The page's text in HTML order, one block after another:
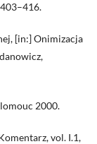
[in:] Onimizacja
2000.
vol. I.1,